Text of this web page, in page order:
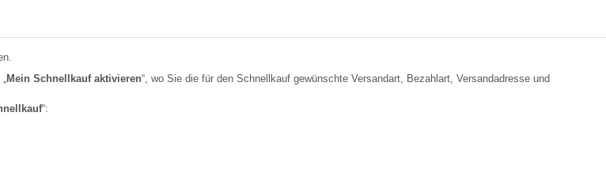
Mein Schnellkauf aktivieren“, wo Sie die für den Schnellkauf gewünschte Versandart, Bezahlart, Versandadresse und
“: